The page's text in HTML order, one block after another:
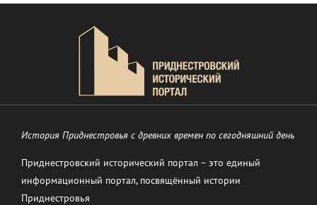
История Приднестровья с древних времен по сегодняшний день
Приднестровский исторический портал – это единый
информационный портал, посвящённый истории
Приднестровья